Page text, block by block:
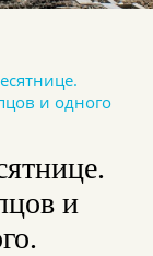
и одного
и